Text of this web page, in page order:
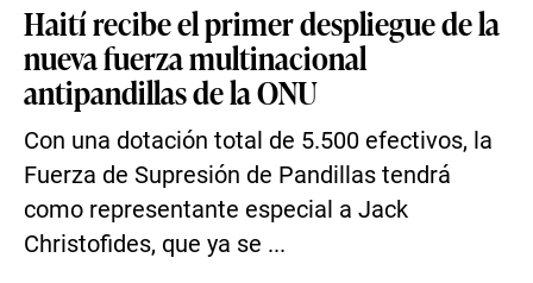
Haití recibe el primer despliegue de la
nueva fuerza multinacional
antipandillas de la ONU
Con una dotación total de 5.500 efectivos, la
Fuerza de Supresión de Pandillas tendrá
como representante especial a Jack
Christofides, que ya se ...